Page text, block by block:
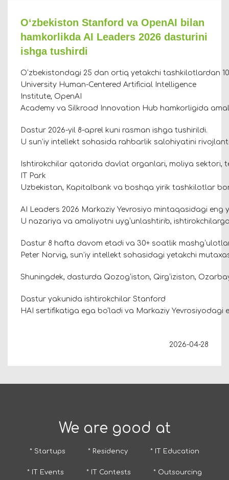
O‘zbekiston Stanford va OpenAI bilan
hamkorlikda AI Leaders 2026 dasturini
ishga tushirdi
O‘zbekistondagi 25 dan ortiq yetakchi tashkilotlardan
University Human-Centered Artificial Intelligence
Institute, OpenAI
Academy va Silkroad Innovation Hub hamkorligida
Dastur 2026-yil 8-aprel kuni rasman ishga tushirildi.
U sun’iy intellekt sohasida rahbarlik salohiyatini
Ishtirokchilar qatorida davlat organlari, moliya sektori,
IT Park
Uzbekistan, Kapitalbank va boshqa yirik tashkilotlar
AI Leaders 2026 Markaziy Yevrosiyo mintaqasidagi
U nazariya va amaliyotni uyg‘unlashtirib,
Dastur 8 hafta davom etadi va 30+ soatlik
Peter Norvig, sun’iy intellekt sohasidagi yetakchi
Shuningdek, dasturda Qozog‘iston, Qirg‘iziston,
Dastur yakunida ishtirokchilar Stanford
HAI sertifikatiga ega bo‘ladi va Markaziy
2026-04-28
We are good at
* Startups * Residency * IT Education
* IT Events * IT Contests * Outsourcing